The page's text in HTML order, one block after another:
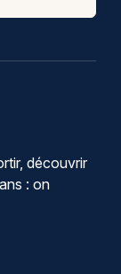
découvrir
: on